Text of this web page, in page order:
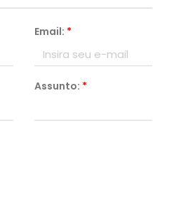
Email: *
Assunto: *